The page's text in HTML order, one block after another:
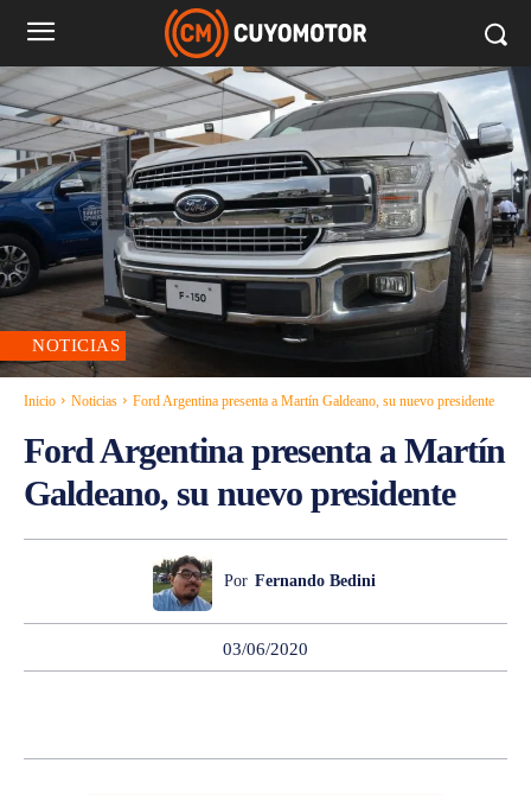
NOTICIAS
Inicio Noticias Ford Argentina presenta a Martín Galdeano, su nuevo presidente
Ford Argentina presenta a Martín
Galdeano, su nuevo presidente
Por Fernando Bedini
03/06/2020